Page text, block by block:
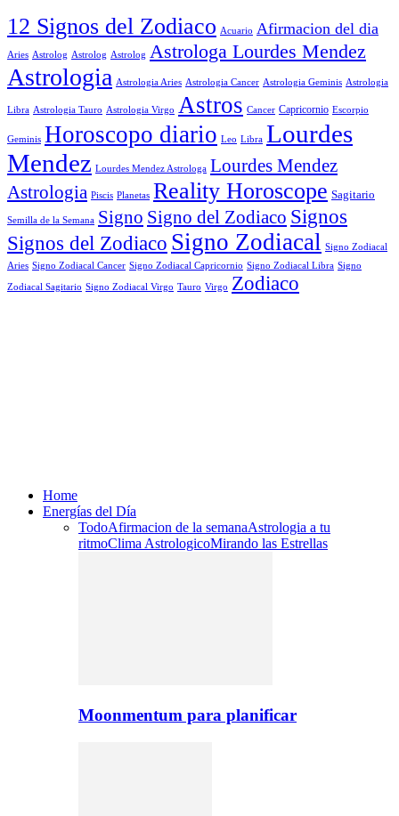
12 Signos del Zodiaco Acuario Afirmacion del dia
Aries Astrolog Astrolog Astrolog Astrologa Lourdes Mendez
Astrologia Astrologia Aries Astrologia Cancer Astrologia Geminis Astrologia
Libra Astrologia Tauro Astrologia Virgo Astros Cancer Capricornio Escorpio
Geminis Horoscopo diario Leo Libra Lourdes
Mendez Lourdes Mendez Astrologa Lourdes Mendez
Astrologia Piscis Planetas Reality Horoscope Sagitario
Semilla de la Semana Signo Signo del Zodiaco Signos
Signos del Zodiaco Signo Zodiacal Signo Zodiacal
Aries Signo Zodiacal Cancer Signo Zodiacal Capricornio Signo Zodiacal Libra Signo
Zodiacal Sagitario Signo Zodiacal Virgo Tauro Virgo Zodiaco
Home
Energías del Día
TodoAfirmacion de la semanaAstrologia a tu
ritmoClima AstrologicoMirando las Estrellas
Moonmentum para planificar